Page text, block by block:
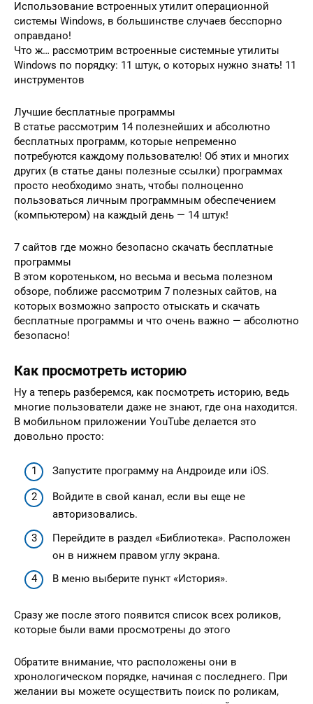
Использование встроенных утилит операционной
системы Windows, в большинстве случаев бесспорно
оправдано!
Что ж… рассмотрим встроенные системные утилиты
Windows по порядку: 11 штук, о которых нужно знать! 11
инструментов
Лучшие бесплатные программы
В статье рассмотрим 14 полезнейших и абсолютно
бесплатных программ, которые непременно
потребуются каждому пользователю! Об этих и многих
других (в статье даны полезные ссылки) программах
просто необходимо знать, чтобы полноценно
пользоваться личным программным обеспечением
(компьютером) на каждый день — 14 штук!
7 сайтов где можно безопасно скачать бесплатные
программы
В этом коротеньком, но весьма и весьма полезном
обзоре, поближе рассмотрим 7 полезных сайтов, на
которых возможно запросто отыскать и скачать
бесплатные программы и что очень важно — абсолютно
безопасно!
Как просмотреть историю
Ну а теперь разберемся, как посмотреть историю, ведь
многие пользователи даже не знают, где она находится.
В мобильном приложении YouTube делается это
довольно просто:
Запустите программу на Андроиде или iOS.
Войдите в свой канал, если вы еще не
авторизовались.
Перейдите в раздел «Библиотека». Расположен
он в нижнем правом углу экрана.
В меню выберите пункт «История».
Сразу же после этого появится список всех роликов,
которые были вами просмотрены до этого
Обратите внимание, что расположены они в
хронологическом порядке, начиная с последнего. При
желании вы можете осуществить поиск по роликам,